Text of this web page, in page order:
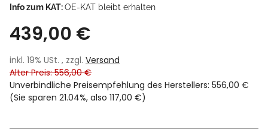
Info zum KAT:OE-KAT bleibt erhalten
439,00 €
inkl. 19% USt. , zzgl. Versand
Alter Preis: 556,00 €
Unverbindliche Preisempfehlung des Herstellers: 556,00 €
(Sie sparen 21.04%, also 117,00 €)